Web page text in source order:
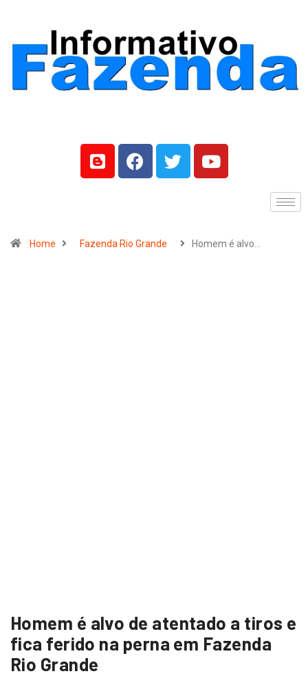
Home Fazenda Rio Grande Homem é alvo…
Homem é alvo de atentado a tiros e
fica ferido na perna em Fazenda
Rio Grande